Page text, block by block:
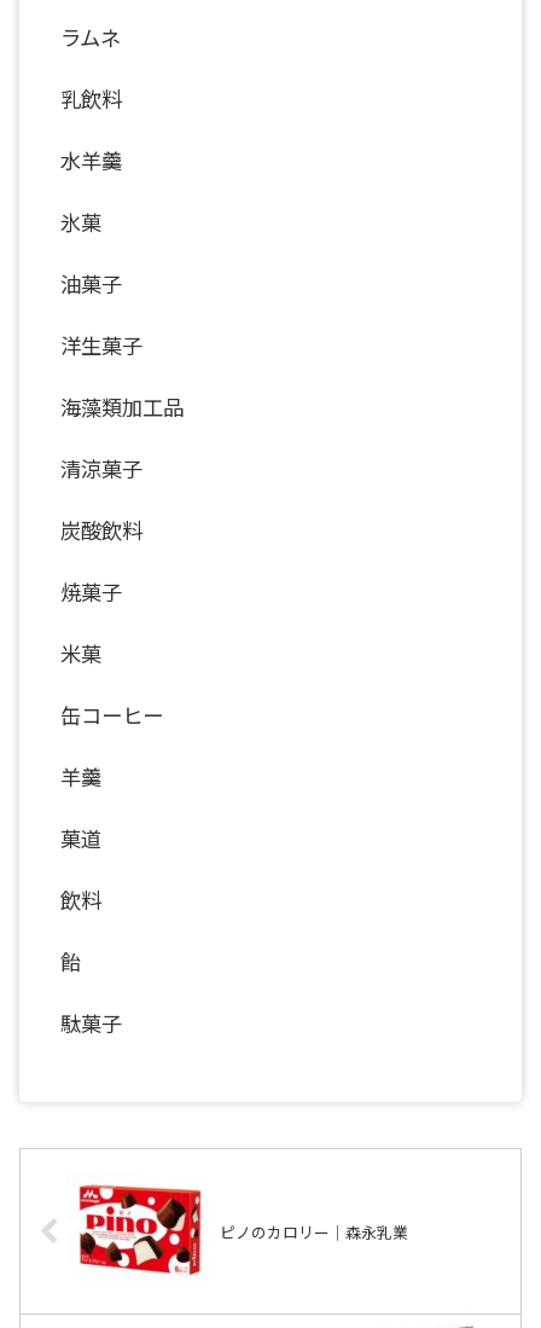
ラムネ
乳飲料
水羊羹
氷菓
油菓子
洋生菓子
海藻類加工品
清涼菓子
炭酸飲料
焼菓子
米菓
缶コーヒー
羊羹
菓道
飲料
飴
駄菓子
ピノのカロリー｜森永乳業